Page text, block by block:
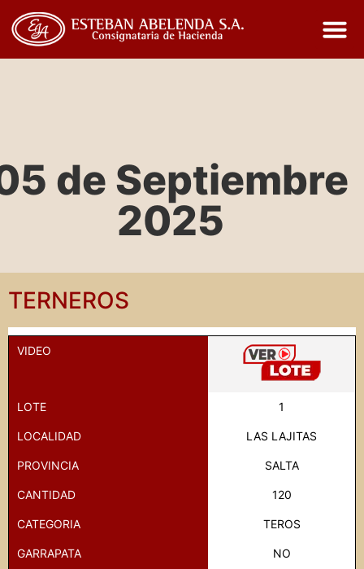
de Septiembre
2025
TERNEROS
VIDEO
LOTE 1
LOCALIDAD LAS LAJITAS
PROVINCIA SALTA
CANTIDAD 120
CATEGORIA TEROS
GARRAPATA NO